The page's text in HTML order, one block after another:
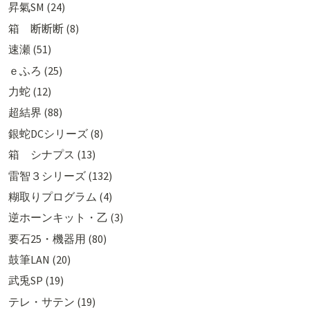
昇氣SM (24)
箱 断断断 (8)
速瀬 (51)
ｅふろ (25)
力蛇 (12)
超結界 (88)
銀蛇DCシリーズ (8)
箱 シナプス (13)
雷智３シリーズ (132)
糊取りプログラム (4)
逆ホーンキット・乙 (3)
要石25・機器用 (80)
鼓筆LAN (20)
武兎SP (19)
テレ・サテン (19)